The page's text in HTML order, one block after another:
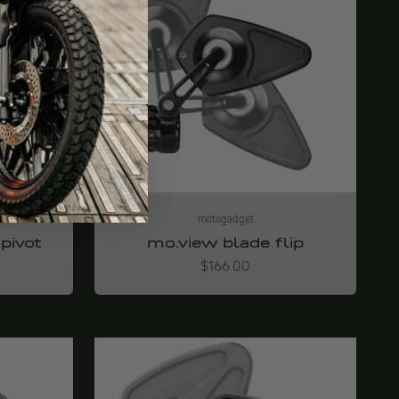
motogadget
mo.view blade flip
Angebot
$166.00